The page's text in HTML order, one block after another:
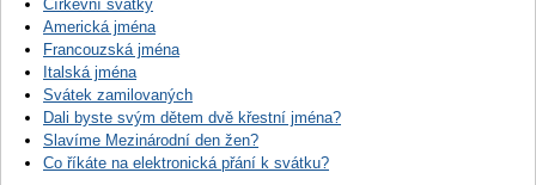
Církevní svátky
Americká jména
Francouzská jména
Italská jména
Svátek zamilovaných
Dali byste svým dětem dvě křestní jména?
Slavíme Mezinárodní den žen?
Co říkáte na elektronická přání k svátku?